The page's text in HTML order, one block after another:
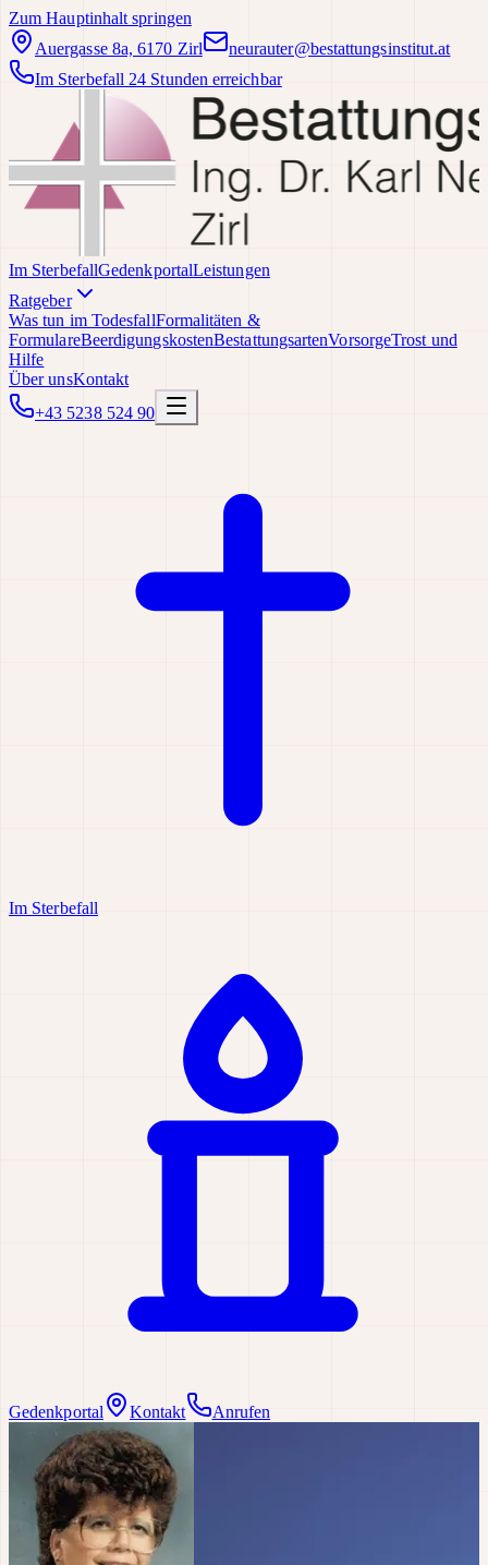
Zum Hauptinhalt springen
Auergasse 8a, 6170 Zirl
neurauter@bestattungsinstitut.at
Im Sterbefall 24 Stunden erreichbar
Im SterbefallGedenkportalLeistungen
Ratgeber
Was tun im TodesfallFormalitäten &
FormulareBeerdigungskostenBestattungsartenVorsorgeTrost und
Hilfe
Über unsKontakt
+43 5238 524 90
Im Sterbefall
Gedenkportal Kontakt Anrufen